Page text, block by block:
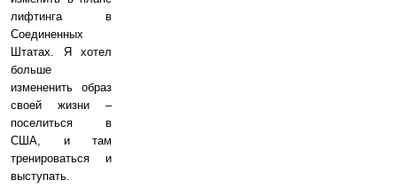
лифтинга в
Соединенных
Штатах. Я хотел
больше
измененить образ
своей жизни –
поселиться в
США, и там
тренироваться и
выступать.